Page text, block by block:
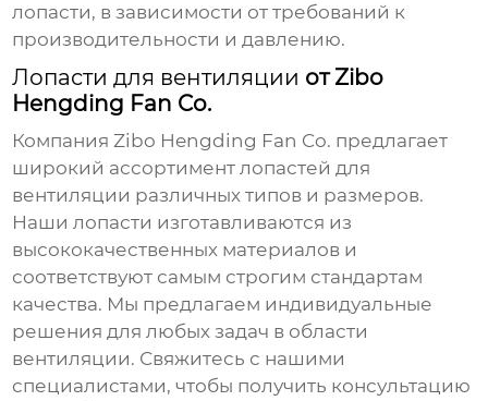
лопасти, в зависимости от требований к
производительности и давлению.
Лопасти для вентиляции от Zibo
Hengding Fan Co.
КомпанияZibo Hengding Fan Co. предлагает
широкий ассортиментлопастей для
вентиляции различных типов и размеров.
Нашилопасти изготавливаются из
высококачественных материалов и
соответствуют самым строгим стандартам
качества. Мы предлагаем индивидуальные
решения для любых задач в области
вентиляции. Свяжитесь с нашими
специалистами, чтобы получить консультацию